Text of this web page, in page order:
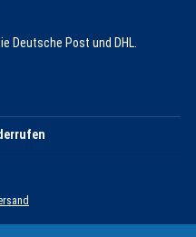
Deutsche Post und DHL.